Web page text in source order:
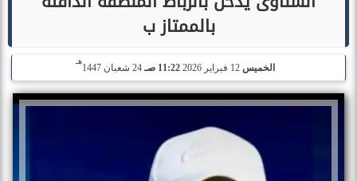
بالممتاز ب
الخميس 11:22 صـ 24 شعبان 1447
هـ